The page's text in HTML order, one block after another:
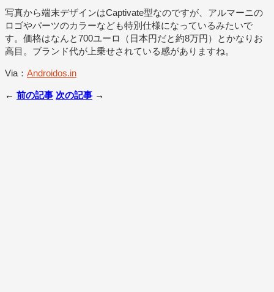
写真から端末デザインはCaptivate型なのですが、アルマーニの
ロゴやパーツのカラーなども特別仕様になっているみたいで
す。価格はなんと700ユーロ（日本円だと約8万円）とかなりお
高目。ブランド代が上乗せされている感がありますね。
Via： Androidos.in
← 前の記事 次の記事 →